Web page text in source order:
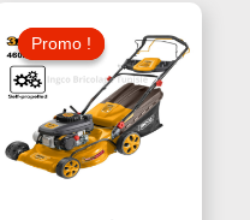
1.250,000 د.ت.1.190,000 د.ت.
Promo !
Promo !
Prix
Initial
Était :
Le